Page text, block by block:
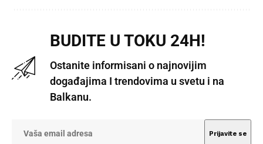
BUDITE U TOKU 24H!
Ostanite informisani o najnovijim
događajima I trendovima u svetu i na
Balkanu.